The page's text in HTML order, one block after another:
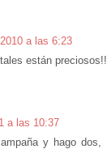
a las 6:23
están preciosos!!
a las 10:37
y hago